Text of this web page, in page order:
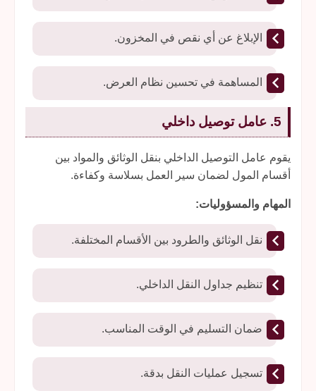
الإبلاغ عن أي نقص في المخزون.
المساهمة في تحسين نظام العرض.
5. عامل توصيل داخلي
يقوم عامل التوصيل الداخلي بنقل الوثائق والمواد بين
أقسام المول لضمان سير العمل بسلاسة وكفاءة.
المهام والمسؤوليات:
نقل الوثائق والطرود بين الأقسام المختلفة.
تنظيم جداول النقل الداخلي.
ضمان التسليم في الوقت المناسب.
تسجيل عمليات النقل بدقة.